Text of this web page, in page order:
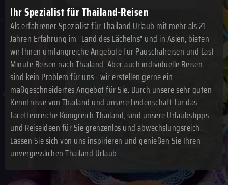
Ihr Spezialist für Thailand-Reisen
Als erfahrener Spezialist für Thailand Urlaub mit mehr als 21
Jahren Erfahrung im "Land des Lächelns" und in Asien, bieten
wir Ihnen umfangreiche Angebote für Pauschalreisen und Last
Minute Reisen nach Thailand. Aber auch individuelle Reisen
sind kein Problem für uns - wir erstellen gerne ein
maßgeschneidertes Angebot für Sie. Durch unsere sehr guten
Kenntnisse von Thailand und unsere Leidenschaft für das
facettenreiche Königreich Thailand, sind unsere Urlaubstipps
und Reiseideen für Sie grenzenlos und abwechslungsreich.
Lassen Sie sich von uns inspirieren und genießen Sie Ihren
unvergesslichen Thailand Urlaub.